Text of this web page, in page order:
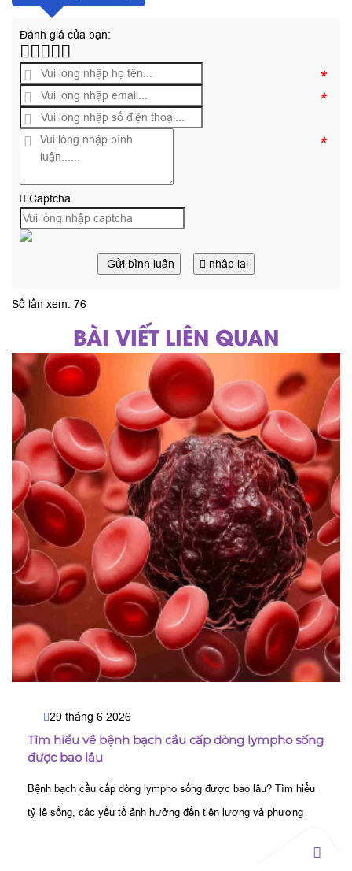
Đánh giá của bạn:
*
*
*
Captcha
Gửi bình luận nhập lại
Số lần xem: 76
BÀI VIẾT LIÊN QUAN
29 tháng 6 2026
Tìm hiểu về bệnh bạch cầu cấp dòng lympho sống
được bao lâu​
Bệnh bạch cầu cấp dòng lympho sống được bao lâu? Tìm hiểu
tỷ lệ sống, các yếu tố ảnh hưởng đến tiên lượng và phương